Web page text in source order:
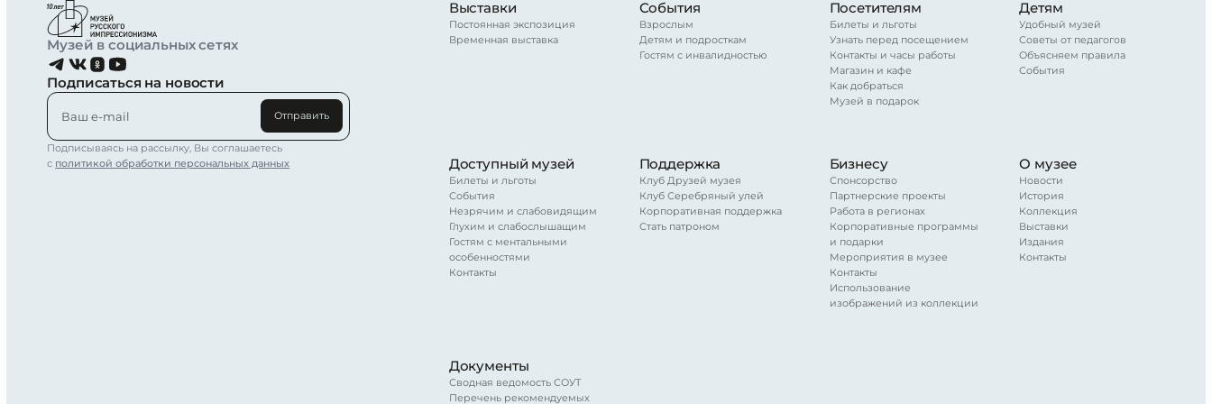
Музей в социальных сетях
Подписаться на новости
Отправить
Подписываясь на рассылку, Вы соглашаетесь
с политикой обработки персональных данных
Выставки
Постоянная экспозиция
Временная выставка
События
Взрослым
Детям и подросткам
Гостям с инвалидностью
Посетителям
Билеты и льготы
Узнать перед посещением
Контакты и часы работы
Магазин и кафе
Как добраться
Музей в подарок
Детям
Удобный музей
Советы от педагогов
Объясняем правила
События
Доступный музей
Билеты и льготы
События
Незрячим и слабовидящим
Глухим и слабослышащим
Гостям с ментальными
особенностями
Контакты
Поддержка
Клуб Друзей музея
Клуб Серебряный улей
Корпоративная поддержка
Стать патроном
Бизнесу
Спонсорство
Партнерские проекты
Работа в регионах
Корпоративные программы
и подарки
Мероприятия в музее
Контакты
Использование
изображений из коллекции
О музее
Новости
История
Коллекция
Выставки
Издания
Контакты
Документы
Сводная ведомость СОУТ
Перечень рекомендуемых